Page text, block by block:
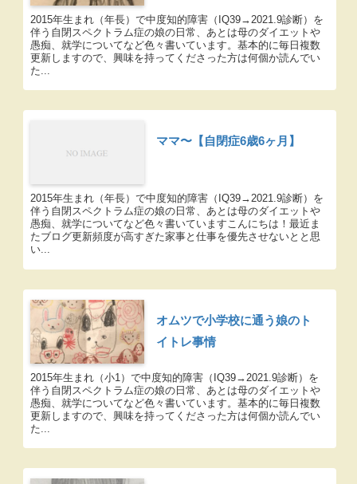
2015年生まれ（年長）で中度知的障害（IQ39→2021.9診断）を
伴う自閉スペクトラム症の娘の日常、あとは母のダイエットや
愚痴、就学についてなど色々書いています。基本的に毎日複数
更新しますので、興味を持ってくださった方は何個か読んでい
た...
ママ〜【自閉症6歳6ヶ月】
2015年生まれ（年長）で中度知的障害（IQ39→2021.9診断）を
伴う自閉スペクトラム症の娘の日常、あとは母のダイエットや
愚痴、就学についてなど色々書いていますこんにちは！最近ま
たブログ更新頻度が高すぎた家事と仕事を優先させないとと思
い...
オムツで小学校に通う娘のト
イトレ事情
2015年生まれ（小1）で中度知的障害（IQ39→2021.9診断）を
伴う自閉スペクトラム症の娘の日常、あとは母のダイエットや
愚痴、就学についてなど色々書いています。基本的に毎日複数
更新しますので、興味を持ってくださった方は何個か読んでい
た...